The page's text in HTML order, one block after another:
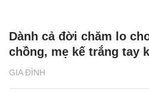
GIA ĐÌNH
Dành cả đời chăm lo
chồng, mẹ kế trắng tay